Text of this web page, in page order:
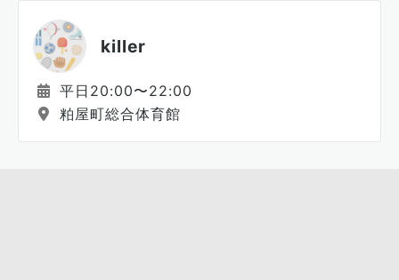
killer
平日20:00〜22:00
粕屋町総合体育館